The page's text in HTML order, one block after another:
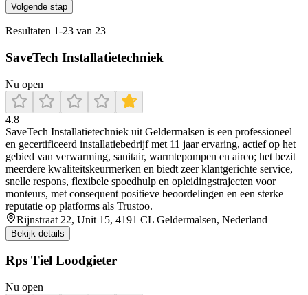
Volgende stap
Resultaten 1-23 van 23
SaveTech Installatietechniek
Nu open
4.8
SaveTech Installatietechniek uit Geldermalsen is een professioneel
en gecertificeerd installatiebedrijf met 11 jaar ervaring, actief op het
gebied van verwarming, sanitair, warmtepompen en airco; het bezit
meerdere kwaliteitskeurmerken en biedt zeer klantgerichte service,
snelle respons, flexibele spoedhulp en opleidingstrajecten voor
monteurs, met consequent positieve beoordelingen en een sterke
reputatie op platforms als Trustoo.
Rijnstraat 22, Unit 15, 4191 CL Geldermalsen, Nederland
Bekijk details
Rps Tiel Loodgieter
Nu open